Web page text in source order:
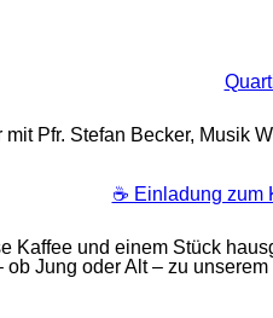
Pfr. Stefan Becker,
☕ Einladung zum
Kaffee und einem Stück
Jung oder Alt – zu